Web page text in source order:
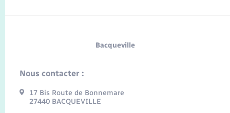
Bacqueville
Nous contacter :
17 Bis Route de Bonnemare
27440 BACQUEVILLE